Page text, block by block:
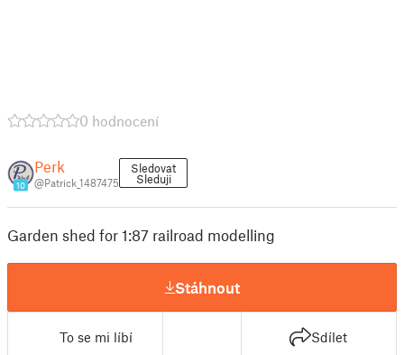
0 hodnocení
10
Perk
@Patrick_1487475
Sledovat
Sleduji
Garden shed for 1:87 railroad modelling
Stáhnout
To se mi líbí Sdílet